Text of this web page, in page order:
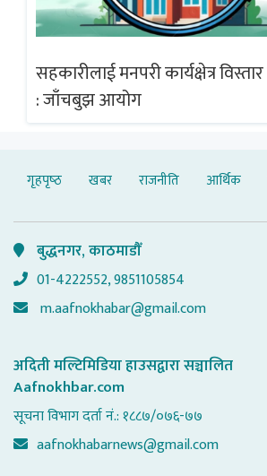
सहकारीलाई मनपरी कार्यक्षेत्र
: जाँचबुझ आयोग
गृहपृष्‍ठ खबर राजनीति आर्थिक
बुद्धनगर, काठमाडौँ
01-4222552, 9851105854
m.aafnokhabar@gmail.com
अदिती मल्टिमिडिया हाउसद्वारा सञ्चालित
Aafnokhbar.com
सूचना विभाग दर्ता नं.: १८८७/०७६-७७
aafnokhabarnews@gmail.com